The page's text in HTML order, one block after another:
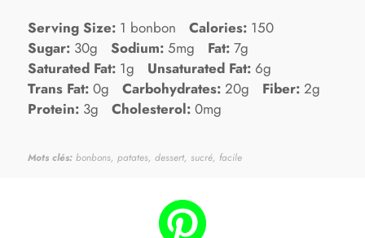
Serving Size: 1 bonbon Calories: 150
Sugar: 30g Sodium: 5mg Fat: 7g
Saturated Fat: 1g Unsaturated Fat: 6g
Trans Fat: 0g Carbohydrates: 20g Fiber: 2g
Protein: 3g Cholesterol: 0mg
Mots clés: bonbons, patates, dessert, sucré, facile